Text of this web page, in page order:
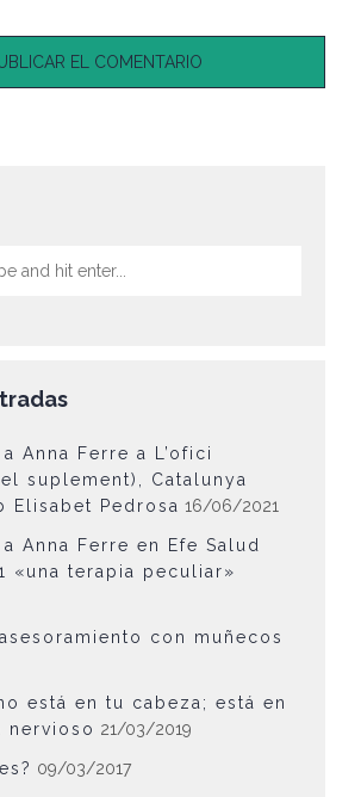
Anna Ferre a L’ofici
suplement), Catalunya
Elisabet Pedrosa 16/06/2021
Anna Ferre en Efe Salud
«una terapia peculiar»
con muñecos
está en tu cabeza; está en
nervioso 21/03/2019
09/03/2017